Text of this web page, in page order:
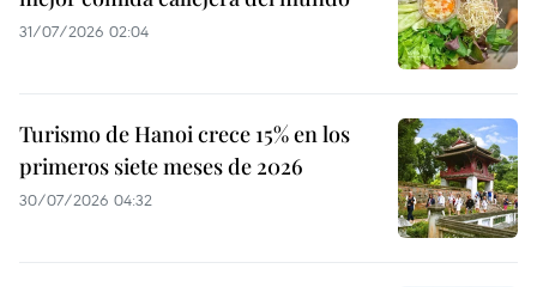
31/07/2026 02:04
Turismo de Hanoi crece 15% en los
primeros siete meses de 2026
30/07/2026 04:32